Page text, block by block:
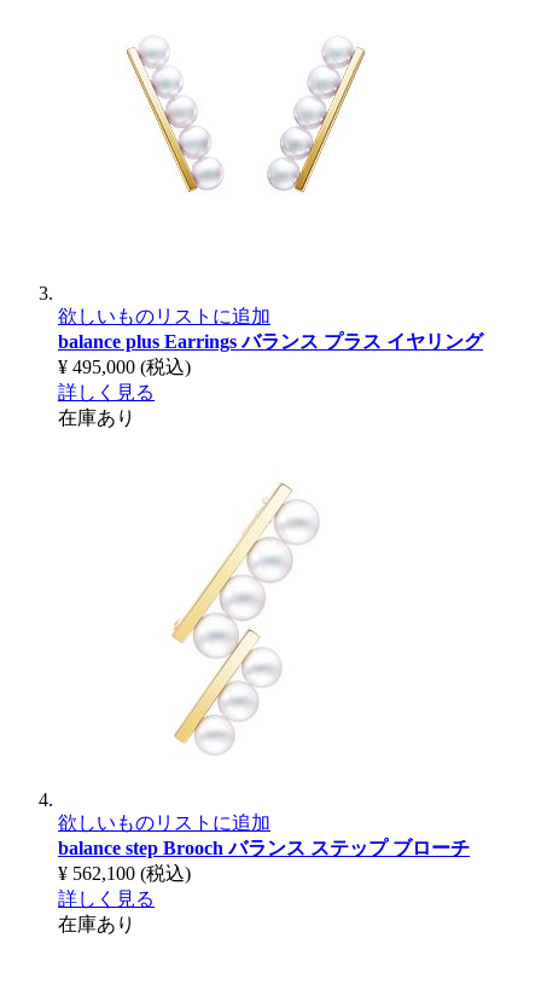
欲しいものリストに追加
balance plus Earringsバランス プラス イヤリング
¥ 495,000 (税込)
詳しく見る
在庫あり
欲しいものリストに追加
balance step Broochバランス ステップ ブローチ
¥ 562,100 (税込)
詳しく見る
在庫あり